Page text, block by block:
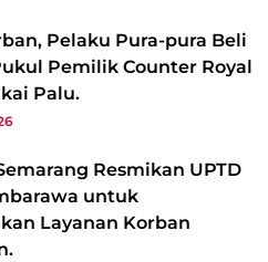
Pelaku Pura-pura Beli
Pemilik Counter Royal
Palu.
Resmikan UPTD
untuk
Layanan Korban